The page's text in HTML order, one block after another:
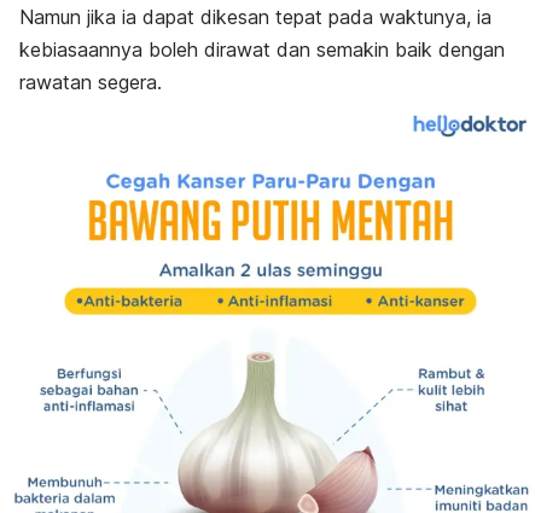
Namun jika ia dapat dikesan tepat pada waktunya, ia
kebiasaannya boleh dirawat dan semakin baik dengan
rawatan segera.